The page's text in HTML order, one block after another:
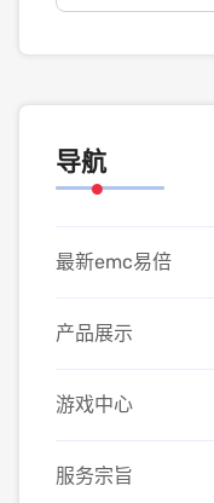
导航
最新emc易倍
产品展示
游戏中心
服务宗旨